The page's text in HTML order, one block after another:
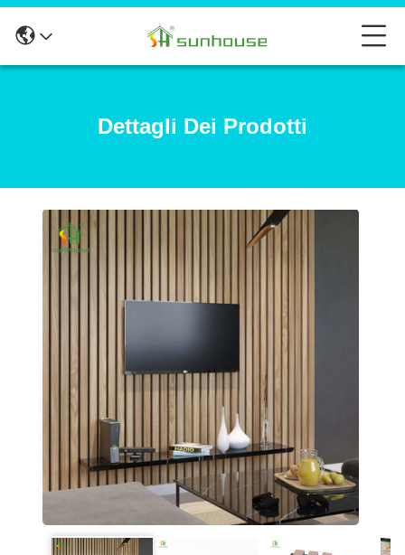
Dettagli Dei Prodotti